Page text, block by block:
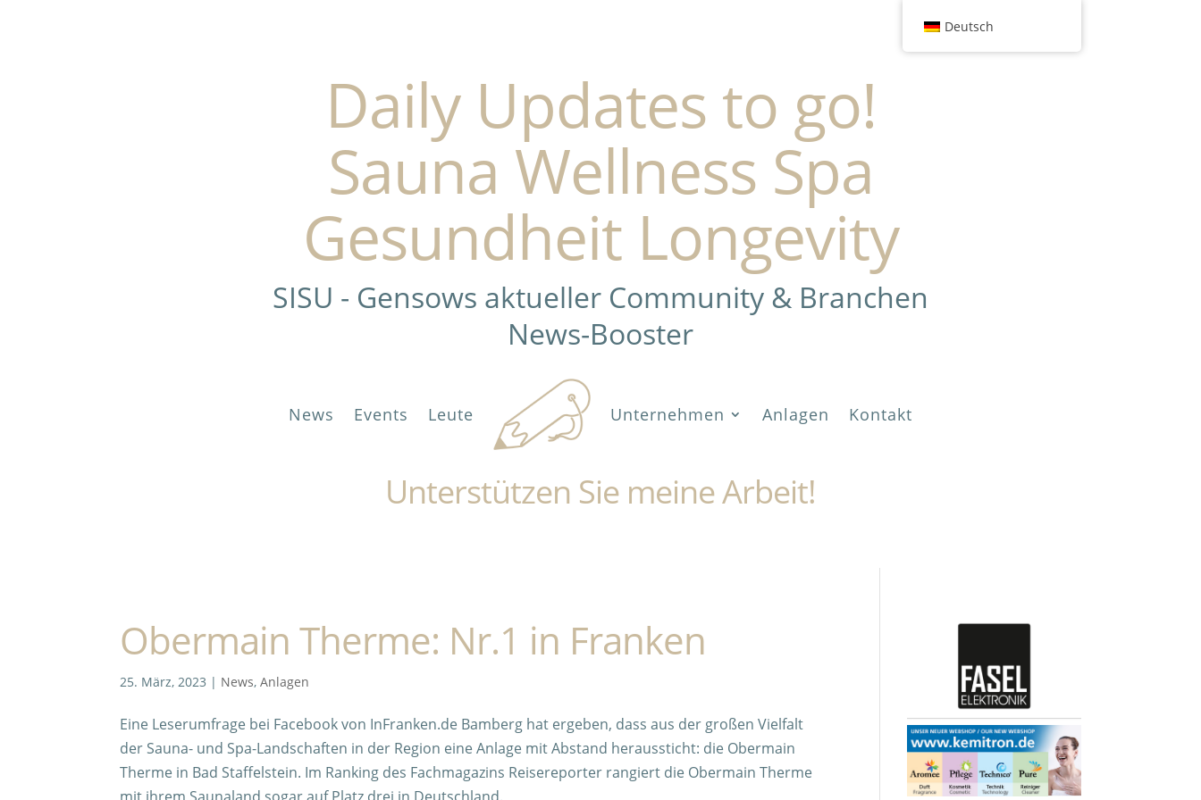
Daily Updates to go!
Sauna Wellness Spa
Gesundheit Longevity
SISU - Gensows aktueller Community & Branchen
News-Booster
News Events Leute Unternehmen Anlagen Kontakt
Unterstützen Sie meine Arbeit!
Obermain Therme: Nr.1 in Franken
25. März, 2023 | News,Anlagen
Eine Leserumfrage bei Facebook von InFranken.de Bamberg hat ergeben, dass aus der großen Vielfalt
der Sauna- und Spa-Landschaften in der Region eine Anlage mit Abstand heraussticht: die Obermain
Therme in Bad Staffelstein. Im Ranking des Fachmagazins Reisereporter rangiert die Obermain Therme
Deutsch